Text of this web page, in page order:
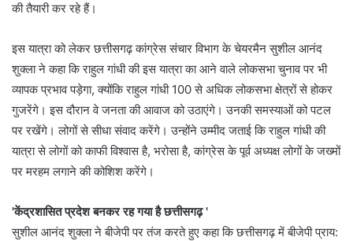
की तैयारी कर रहे हैं।
इस यात्रा को लेकर छत्तीसगढ़ कांग्रेस संचार विभाग के चेयरमैन सुशील आनंद
शुक्ला ने कहा कि राहुल गांधी की इस यात्रा का आने वाले लोकसभा चुनाव पर भी
व्यापक प्रभाव पड़ेगा, क्योंकि राहुल गांधी 100 से अधिक लोकसभा क्षेत्रों से होकर
गुजरेंगे। इस दौरान वे जनता की आवाज को उठाएंगे। उनकी समस्याओं को पटल
पर रखेंगे। लोगों से सीधा संवाद करेंगे। उन्होंने उम्मीद जताई कि राहुल गांधी की
यात्रा से लोगों को काफी विश्वास है, भरोसा है, कांग्रेस के पूर्व अध्यक्ष लोगों के जख्मों
पर मरहम लगाने की कोशिश करेंगे।
'केंद्रशासित प्रदेश बनकर रह गया है छत्तीसगढ़ '
सुशील आनंद शुक्ला ने बीजेपी पर तंज करते हुए कहा कि छत्तीसगढ़ में बीजेपी प्राय: